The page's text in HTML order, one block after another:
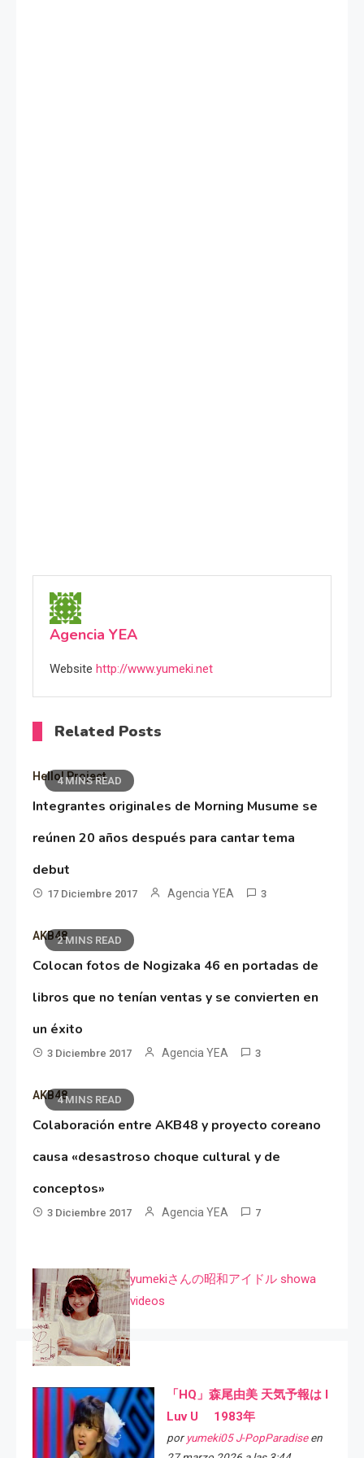
Agencia YEA
Website http://www.yumeki.net
Related Posts
4 MINS READ
Hello! Project
Integrantes originales de Morning Musume se
reúnen 20 años después para cantar tema
debut
17 Diciembre 2017 Agencia YEA 3
2 MINS READ
AKB48
Colocan fotos de Nogizaka 46 en portadas de
libros que no tenían ventas y se convierten en
un éxito
3 Diciembre 2017 Agencia YEA 3
4 MINS READ
AKB48
Colaboración entre AKB48 y proyecto coreano
causa «desastroso choque cultural y de
conceptos»
3 Diciembre 2017 Agencia YEA 7
yumekiさんの昭和アイドル showa
videos
「HQ」森尾由美 天気予報は I
Luv U 1983年
por yumeki05 J-PopParadiseen